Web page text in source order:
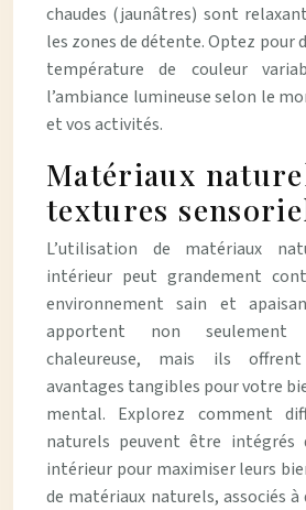
chaudes (jaunâtres) sont
les zones de détente. Optez pour
température de couleur
l’ambiance lumineuse selon le
et vos activités.
Matériaux
textures
L’utilisation de matériaux
intérieur peut grandement
environnement sain et
apportent non seulement
chaleureuse, mais ils
avantages tangibles pour votre
mental. Explorez comment
naturels peuvent être intégrés
intérieur pour maximiser leurs
de matériaux naturels, associés à